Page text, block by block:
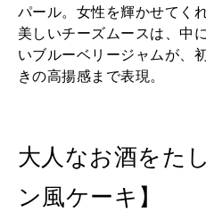
パール。女性を輝かせてく
美しいチーズムースは、中
いブルーベリージャムが、
きの高揚感まで表現。
大人なお酒をた
ン風ケーキ】